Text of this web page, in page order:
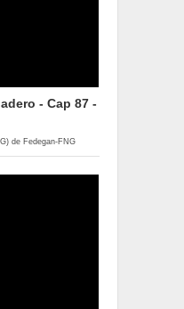
- Cap 87 -
de Fedegan-FNG